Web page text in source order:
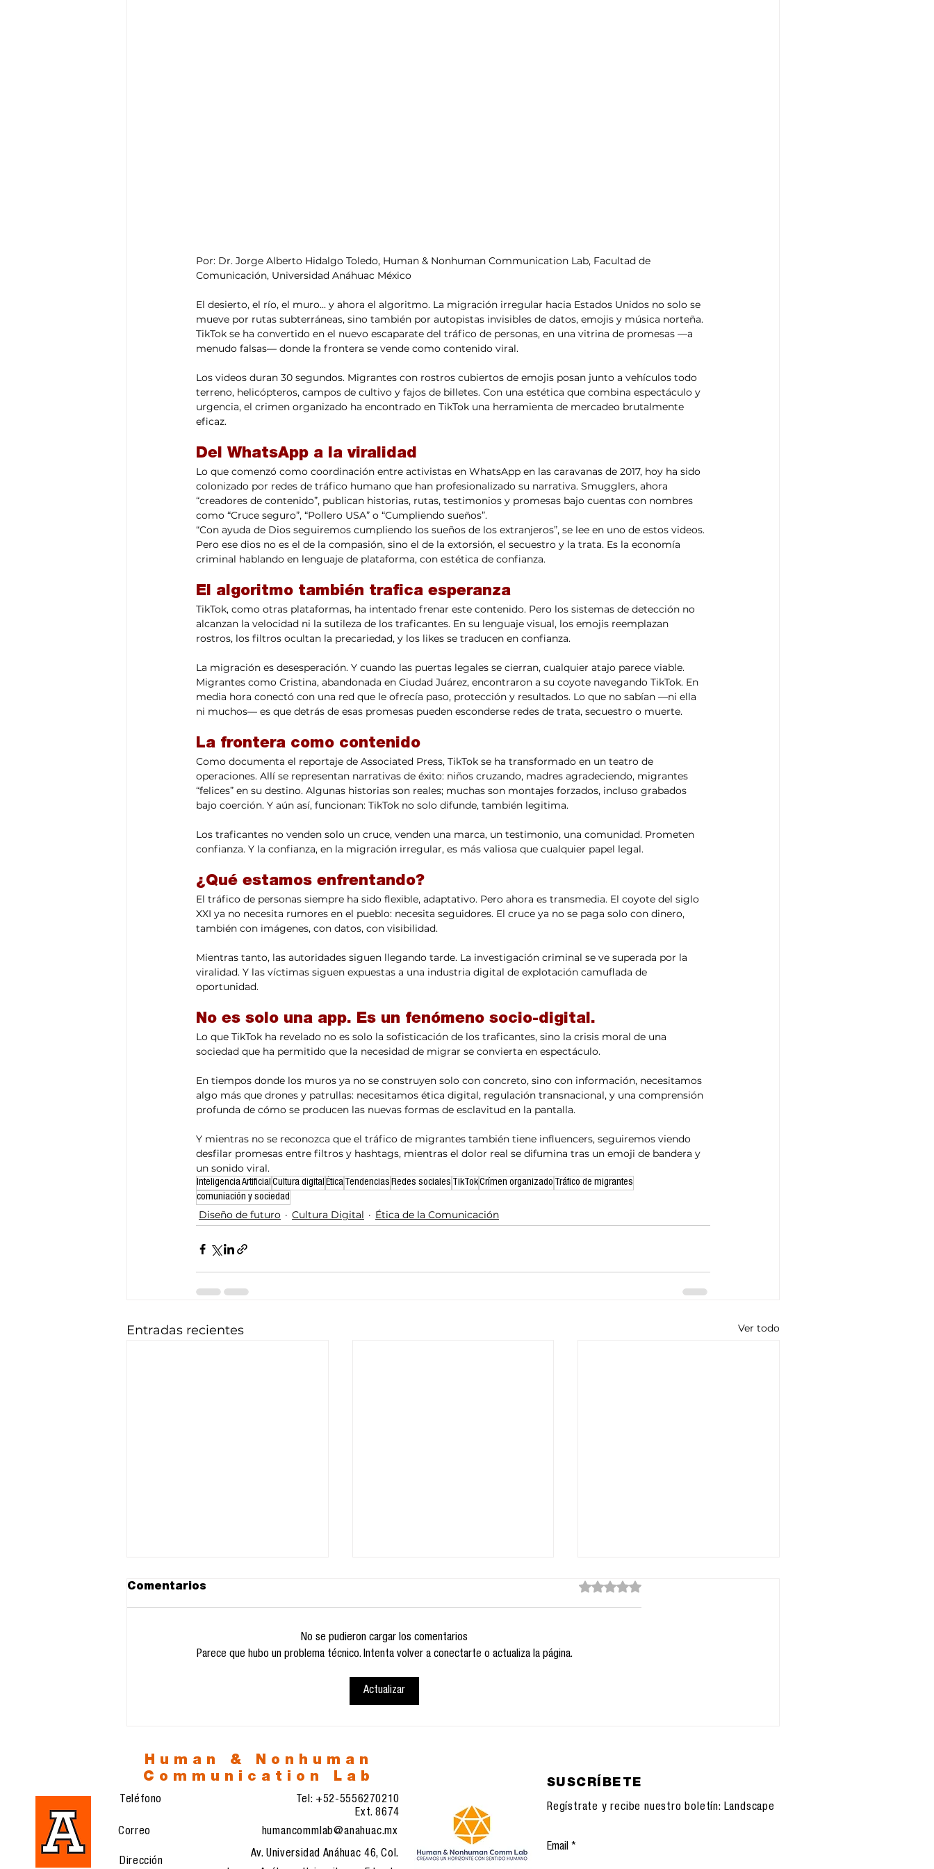
Por: Dr. Jorge Alberto Hidalgo Toledo, Human & Nonhuman Communication Lab, Facultad de
Comunicación, Universidad Anáhuac México
El desierto, el río, el muro... y ahora el algoritmo. La migración irregular hacia Estados Unidos no solo se
mueve por rutas subterráneas, sino también por autopistas invisibles de datos, emojis y música norteña.
TikTok se ha convertido en el nuevo escaparate del tráfico de personas, en una vitrina de promesas —a
menudo falsas— donde la frontera se vende como contenido viral.
Los videos duran 30 segundos. Migrantes con rostros cubiertos de emojis posan junto a vehículos todo
terreno, helicópteros, campos de cultivo y fajos de billetes. Con una estética que combina espectáculo y
urgencia, el crimen organizado ha encontrado en TikTok una herramienta de mercadeo brutalmente
eficaz.
Del WhatsApp a la viralidad
Lo que comenzó como coordinación entre activistas en WhatsApp en las caravanas de 2017, hoy ha sido
colonizado por redes de tráfico humano que han profesionalizado su narrativa. Smugglers, ahora
“creadores de contenido”, publican historias, rutas, testimonios y promesas bajo cuentas con nombres
como “Cruce seguro”, “Pollero USA” o “Cumpliendo sueños”.
“Con ayuda de Dios seguiremos cumpliendo los sueños de los extranjeros”, se lee en uno de estos videos.
Pero ese dios no es el de la compasión, sino el de la extorsión, el secuestro y la trata. Es la economía
criminal hablando en lenguaje de plataforma, con estética de confianza.
El algoritmo también trafica esperanza
TikTok, como otras plataformas, ha intentado frenar este contenido. Pero los sistemas de detección no
alcanzan la velocidad ni la sutileza de los traficantes. En su lenguaje visual, los emojis reemplazan
rostros, los filtros ocultan la precariedad, y los likes se traducen en confianza.
La migración es desesperación. Y cuando las puertas legales se cierran, cualquier atajo parece viable.
Migrantes como Cristina, abandonada en Ciudad Juárez, encontraron a su coyote navegando TikTok. En
media hora conectó con una red que le ofrecía paso, protección y resultados. Lo que no sabían —ni ella
ni muchos— es que detrás de esas promesas pueden esconderse redes de trata, secuestro o muerte.
La frontera como contenido
Como documenta el reportaje de Associated Press, TikTok se ha transformado en un teatro de
operaciones. Allí se representan narrativas de éxito: niños cruzando, madres agradeciendo, migrantes
“felices” en su destino. Algunas historias son reales; muchas son montajes forzados, incluso grabados
bajo coerción. Y aún así, funcionan: TikTok no solo difunde, también legitima.
Los traficantes no venden solo un cruce, venden una marca, un testimonio, una comunidad. Prometen
confianza. Y la confianza, en la migración irregular, es más valiosa que cualquier papel legal.
¿Qué estamos enfrentando?
El tráfico de personas siempre ha sido flexible, adaptativo. Pero ahora es transmedia. El coyote del siglo
XXI ya no necesita rumores en el pueblo: necesita seguidores. El cruce ya no se paga solo con dinero,
también con imágenes, con datos, con visibilidad.
Mientras tanto, las autoridades siguen llegando tarde. La investigación criminal se ve superada por la
viralidad. Y las víctimas siguen expuestas a una industria digital de explotación camuflada de
oportunidad.
No es solo una app. Es un fenómeno socio-digital.
Lo que TikTok ha revelado no es solo la sofisticación de los traficantes, sino la crisis moral de una
sociedad que ha permitido que la necesidad de migrar se convierta en espectáculo.
En tiempos donde los muros ya no se construyen solo con concreto, sino con información, necesitamos
algo más que drones y patrullas: necesitamos ética digital, regulación transnacional, y una comprensión
profunda de cómo se producen las nuevas formas de esclavitud en la pantalla.
Y mientras no se reconozca que el tráfico de migrantes también tiene influencers, seguiremos viendo
desfilar promesas entre filtros y hashtags, mientras el dolor real se difumina tras un emoji de bandera y
un sonido viral.
Inteligencia Artificial Cultura digital Ética Tendencias Redes sociales TikTokCrímen organizado Tráfico de migrantes
comuniación y sociedad
Diseño de futuro Cultura Digital Ética de la Comunicación
Entradas recientes Ver todo
del vacío
La orfandad del Otro:
Comentarios Obtuvo 0 de 5 estrellas.
No se pudieron cargar los comentarios
Parece que hubo un problema técnico. Intenta volver a conectarte o actualiza la página.
Actualizar
Human & Nonhuman
Communication Lab
Teléfono
Tel: +52-5556270210
Ext. 8674
humancommlab@anahuac.mx
Av. Universidad Anáhuac 46, Col.
Correo
Dirección
SUSCRÍBETE
Regístrate y recibe nuestro boletín: Landscape
Email